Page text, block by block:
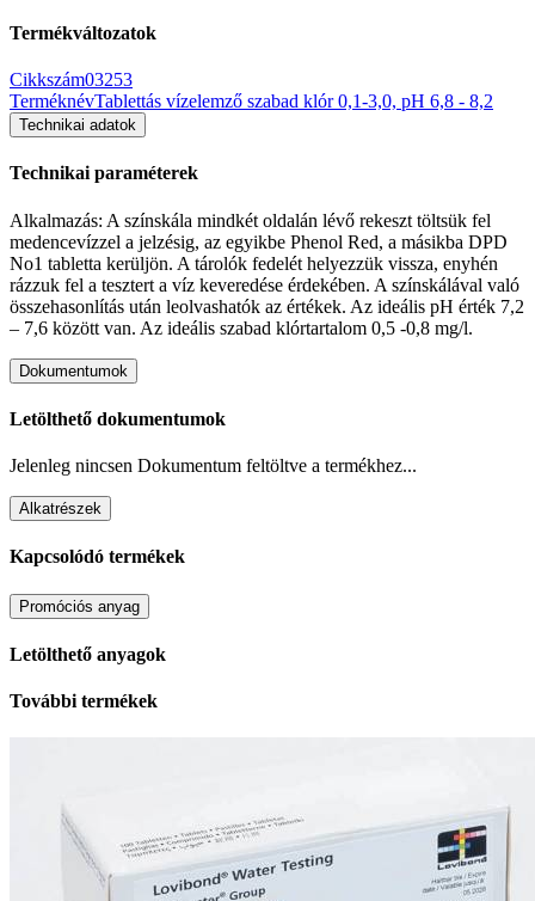
Termékváltozatok
Cikkszám03253
TerméknévTablettás vízelemző szabad klór 0,1-3,0, pH 6,8 - 8,2
Technikai adatok
Technikai paraméterek
Alkalmazás: A színskála mindkét oldalán lévő rekeszt töltsük fel
medencevízzel a jelzésig, az egyikbe Phenol Red, a másikba DPD
No1 tabletta kerüljön. A tárolók fedelét helyezzük vissza, enyhén
rázzuk fel a tesztert a víz keveredése érdekében. A színskálával való
összehasonlítás után leolvashatók az értékek. Az ideális pH érték 7,2
– 7,6 között van. Az ideális szabad klórtartalom 0,5 -0,8 mg/l.
Dokumentumok
Letölthető dokumentumok
Jelenleg nincsen Dokumentum feltöltve a termékhez...
Alkatrészek
Kapcsolódó termékek
Promóciós anyag
Letölthető anyagok
További termékek